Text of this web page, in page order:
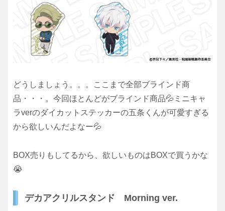
どうしましょう。。。ここまで全部ブラインド商
品・・・。今回ほとんどがブラインド商品💦ミニキャ
ラverのダイカットステッカーの五条くんが可愛すぎる
から欲しいんだよなー💦
BOX売りもしてるから、欲しいものはBOXで買うかな
😭
デカアクリルスタンド Morning ver.